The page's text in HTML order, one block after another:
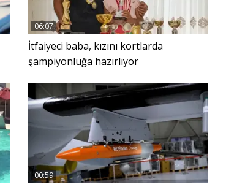
06:07
İtfaiyeci baba, kızını kortlarda
şampiyonluğa hazırlıyor
00:59